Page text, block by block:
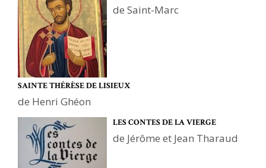
de Saint-Marc
SAINTE THÉRÈSE DE LISIEUX
de Henri Ghéon
LES CONTES DE LA VIERGE
de Jérôme et Jean Tharaud